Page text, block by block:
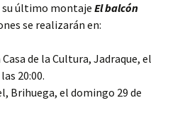
su último montaje El balcón
se realizarán en:
de la Cultura, Jadraque, el
20:00.
Brihuega, el domingo 29 de